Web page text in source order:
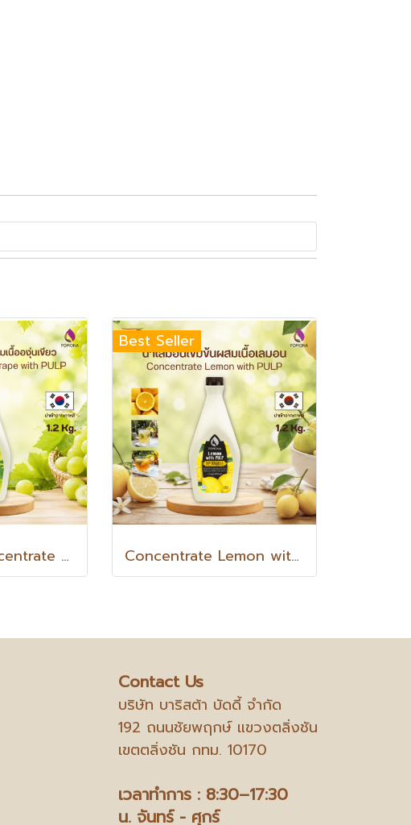
[ใหม่ล่าสุด] Concentrate Green Grape (Shine Muscat Grape) with PULP กรีนเกรป วิท พัลพ์ น้ำองุ่นเขียว (องุ่นไชน์มัสแคท) เข้มข้นผสมเนื้อองุ่นเขียว 1.2 Kg
Best Seller
Concentrate Lemon with PULP เลมอน วิท พัลพ์ น้ำเลมอนเข้มข้นผสมเนื้อเลมอน 1.2 Kg.
Contact Us
บริษัท บาริสต้า บัดดี้ จำกัด
192 ถนนชัยพฤกษ์ แขวงตลิ่งชัน
เขตตลิ่งชัน กทม. 10170
เวลาทำการ : 8:30–17:30
น. จันทร์ - ศุกร์